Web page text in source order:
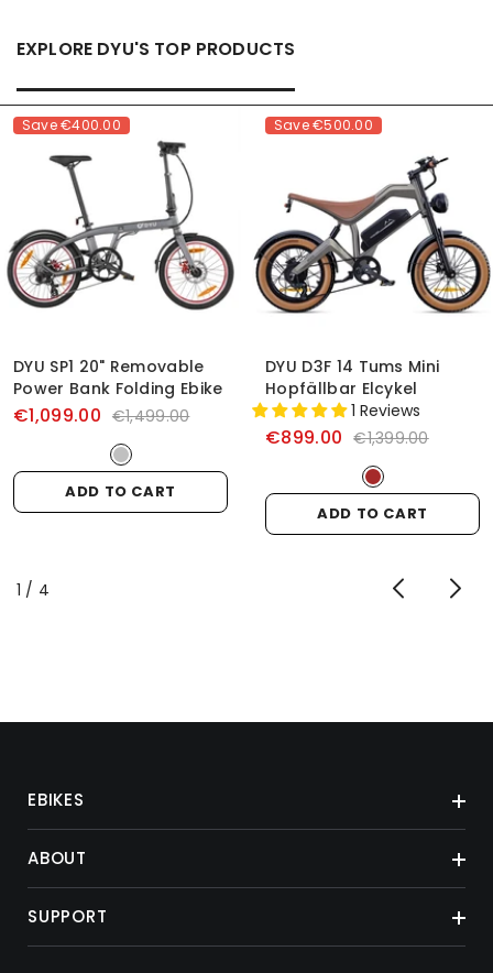
EXPLORE DYU'S TOP PRODUCTS
Save€400.00
DYU SP1 20" Removable
Power Bank Folding Ebike
€1,099.00 €1,499.00
ADD TO CART
Save€500.00
DYU D3F 14 Tums Mini
Hopfällbar Elcykel
1 Reviews
€899.00 €1,399.00
ADD TO CART
1 / of
4
EBIKES
ABOUT
SUPPORT